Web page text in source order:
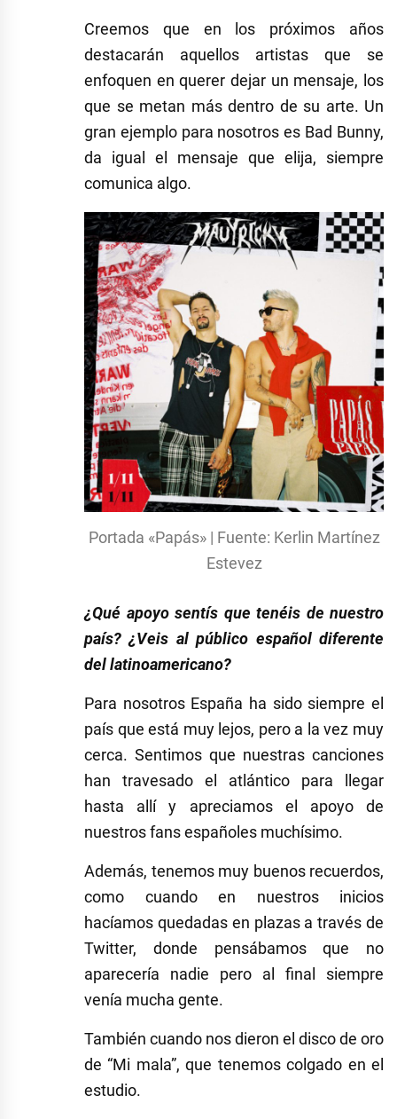
Creemos que en los próximos años
destacarán aquellos artistas que se
enfoquen en querer dejar un mensaje, los
que se metan más dentro de su arte. Un
gran ejemplo para nosotros es Bad Bunny,
da igual el mensaje que elija, siempre
comunica algo.
Portada «Papás» | Fuente: Kerlin Martínez
Estevez
¿Qué apoyo sentís que tenéis de nuestro
país? ¿Veis al público español diferente
del latinoamericano?
Para nosotros España ha sido siempre el
país que está muy lejos, pero a la vez muy
cerca. Sentimos que nuestras canciones
han travesado el atlántico para llegar
hasta allí y apreciamos el apoyo de
nuestros fans españoles muchísimo.
Además, tenemos muy buenos recuerdos,
como cuando en nuestros inicios
hacíamos quedadas en plazas a través de
Twitter, donde pensábamos que no
aparecería nadie pero al final siempre
venía mucha gente.
También cuando nos dieron el disco de oro
de “Mi mala”, que tenemos colgado en el
estudio.